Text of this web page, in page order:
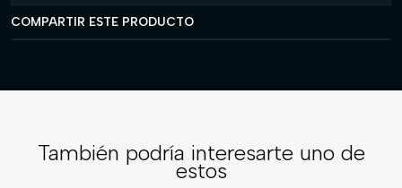
COMPARTIR ESTE PRODUCTO
También podría interesarte uno de
estos